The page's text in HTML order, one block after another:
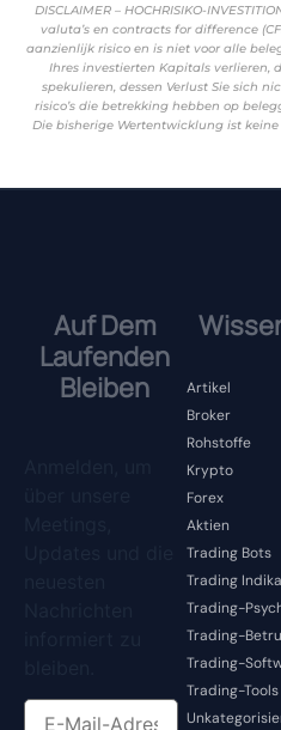
DISCLAIMER – HOCHRISIKO-
valuta’s en contracts for difference
aanzienlijk risico en is niet voor alle
Ihres investierten Kapitals verlieren,
spekulieren, dessen Verlust Sie sich
risico’s die betrekking hebben op
Die bisherige Wertentwicklung ist
Auf Dem
Laufenden
Bleiben
Artikel
Broker
Rohstoffe
Krypto
Forex
Aktien
Trading Bots
Trading
Trading-
Trading-
Trading-
Trading-Tools